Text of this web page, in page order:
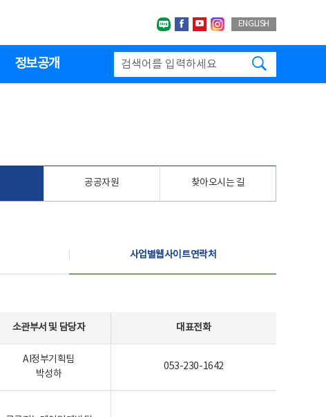
네이버블로그
페이스북
유투브인스타그랩
ENGLISH
정보공개
공공자원 찾아오시는 길
사업별웹사이트연락처
소관부서 및 담당자 대표전화
AI정부기획팀
박성하
053-230-1642